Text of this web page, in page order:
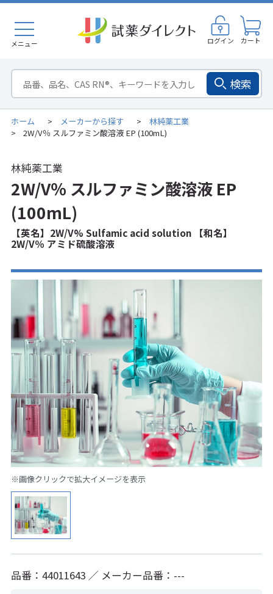
メニュー ログイン カート
検索
ホーム > メーカーから探す > 林純薬工業
> 2W/V％ スルファミン酸溶液 EP (100mL)
林純薬工業
2W/V％ スルファミン酸溶液 EP
(100mL)
【英名】2W/V% Sulfamic acid solution 【和名】
2W/V％ アミド硫酸溶液
※画像クリックで拡大イメージを表示
品番：44011643 ／ メーカー品番：---